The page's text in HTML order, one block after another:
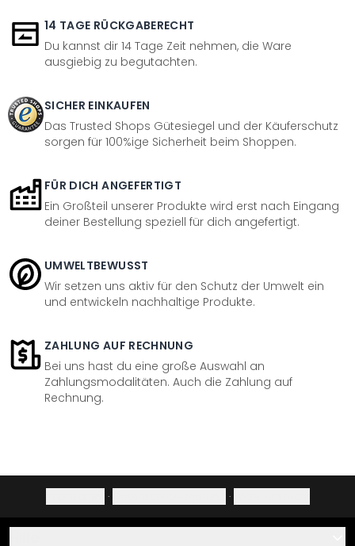
14 TAGE RÜCKGABERECHT
Du kannst dir 14 Tage Zeit nehmen, die Ware
ausgiebig zu begutachten.
SICHER EINKAUFEN
Das Trusted Shops Gütesiegel und der Käuferschutz
sorgen für 100%ige Sicherheit beim Shoppen.
FÜR DICH ANGEFERTIGT
Ein Großteil unserer Produkte wird erst nach Eingang
deiner Bestellung speziell für dich angefertigt.
UMWELTBEWUSST
Wir setzen uns aktiv für den Schutz der Umwelt ein
und entwickeln nachhaltige Produkte.
ZAHLUNG AUF RECHNUNG
Bei uns hast du eine große Auswahl an
Zahlungsmodalitäten. Auch die Zahlung auf
Rechnung.
· ·